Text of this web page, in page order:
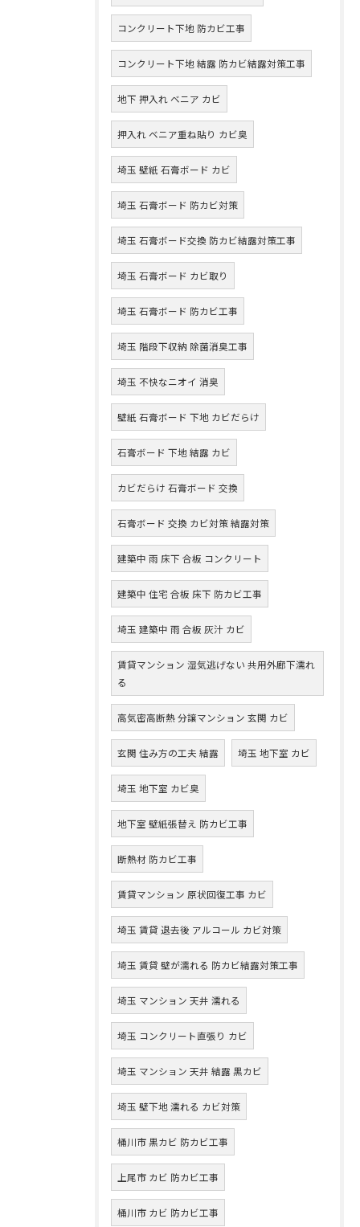
コンクリート下地 防カビ工事
コンクリート下地 結露 防カビ結露対策工事
地下 押入れ ベニア カビ
押入れ ベニア重ね貼り カビ臭
埼玉 壁紙 石膏ボード カビ
埼玉 石膏ボード 防カビ対策
埼玉 石膏ボード交換 防カビ結露対策工事
埼玉 石膏ボード カビ取り
埼玉 石膏ボード 防カビ工事
埼玉 階段下収納 除菌消臭工事
埼玉 不快なニオイ 消臭
壁紙 石膏ボード 下地 カビだらけ
石膏ボード 下地 結露 カビ
カビだらけ 石膏ボード 交換
石膏ボード 交換 カビ対策 結露対策
建築中 雨 床下 合板 コンクリート
建築中 住宅 合板 床下 防カビ工事
埼玉 建築中 雨 合板 灰汁 カビ
賃貸マンション 湿気逃げない 共用外廊下濡れ
る
高気密高断熱 分譲マンション 玄関 カビ
玄関 住み方の工夫 結露 埼玉 地下室 カビ
埼玉 地下室 カビ臭
地下室 壁紙張替え 防カビ工事
断熱材 防カビ工事
賃貸マンション 原状回復工事 カビ
埼玉 賃貸 退去後 アルコール カビ対策
埼玉 賃貸 壁が濡れる 防カビ結露対策工事
埼玉 マンション 天井 濡れる
埼玉 コンクリート直張り カビ
埼玉 マンション 天井 結露 黒カビ
埼玉 壁下地 濡れる カビ対策
桶川市 黒カビ 防カビ工事
上尾市 カビ 防カビ工事
桶川市 カビ 防カビ工事